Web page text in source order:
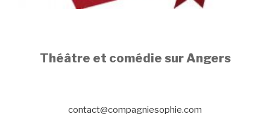
Théâtre et comédie sur Angers
contact@compagniesophie.com